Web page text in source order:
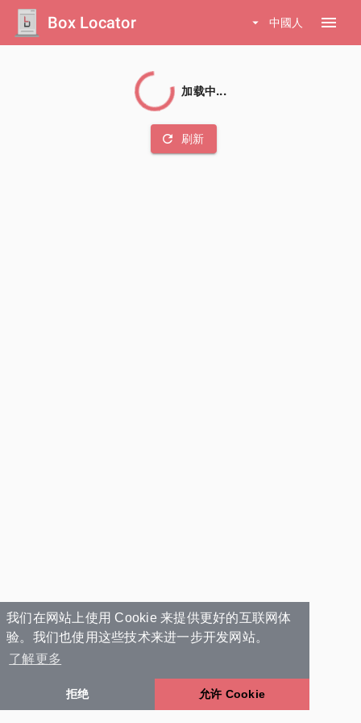
我们在网站上使用 Cookie 来提供更好的互联网体
验。我们也使用这些技术来进一步开发网站。
了解更多
拒绝 允许 Cookie
Box Locator arrow_drop_down 中國人 menu
加载中...
refresh 刷新